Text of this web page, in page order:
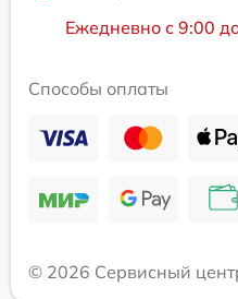
Ежедневно с 9:00
Способы оплаты
© 2026 Сервисный